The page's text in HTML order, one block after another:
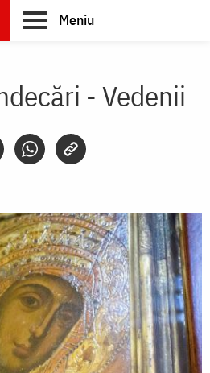
Meniu
- Vedenii